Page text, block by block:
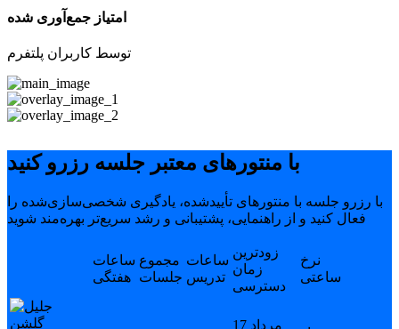
امتیاز جمع‌آوری شده
توسط کاربران پلتفرم
با منتورهای معتبر جلسه رزرو کنید
با رزرو جلسه با منتورهای تأییدشده، یادگیری شخصی‌سازی‌شده را
فعال کنید و از راهنمایی، پشتیبانی و رشد سریع‌تر بهره‌مند شوید
ساعات
هفتگی
مجموع
جلسات
ساعات
تدریس
زودترین
زمان
دسترسی
نرخ
ساعتی
17 مرداد